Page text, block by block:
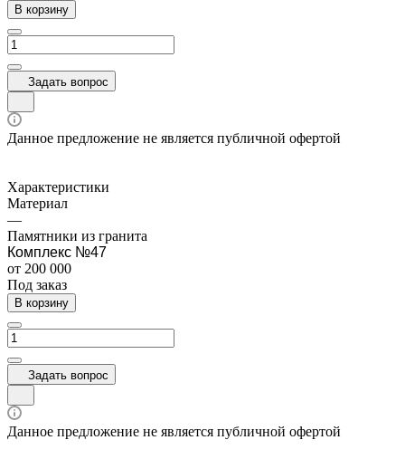
В корзину
Задать вопрос
Данное предложение не является публичной офертой
Характеристики
Материал
—
Памятники из гранита
Комплекс №47
от 200 000
Под заказ
В корзину
Задать вопрос
Данное предложение не является публичной офертой